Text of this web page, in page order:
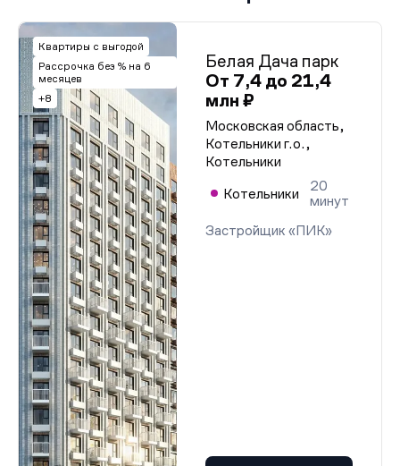
Квартиры с выгодой
Рассрочка без % на 6
месяцев
+8
Белая Дача парк
От 7,4 до 21,4
млн ₽
Московская область,
Котельники г.о.,
Котельники
Котельники
20
минут
Застройщик «ПИК»